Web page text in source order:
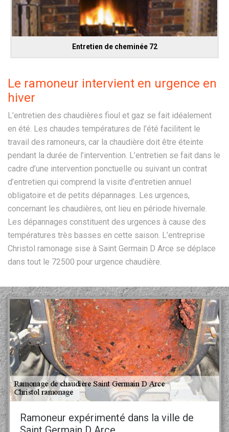
Entretien de cheminée 72
Le ramoneur intervient en urgence en
hiver
L’entretien des chaudières fioul et gaz se fait idéalement
en été. Les chaudes températures de l’été facilitent le
travail des ramoneurs, car la chaudière doit être éteinte
pendant la durée de l’intervention. L’entretien se fait dans le
cadre d’une intervention ponctuelle ou suivant un contrat
d’entretien qui comprend la visite d’entretien annuel
obligatoire et de petits dépannages. Les urgences,
concernant les chaudières, ont lieu en période hivernale.
Les dépannages constituent des urgences à cause des
températures très basses en cette saison. L’entreprise
Christol ramonage sise à Saint Germain D Arce se déplace
dans tout le 72500 pour urgence chaudière.
Ramoneur expérimenté dans la ville de